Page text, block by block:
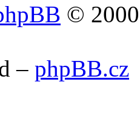
©
– phpBB.cz